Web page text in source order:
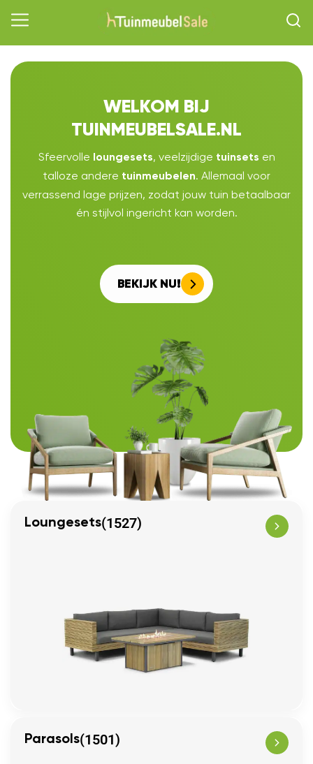
WELKOM BIJ
TUINMEUBELSALE.NL
Sfeervolle loungesets, veelzijdige tuinsets en
talloze andere tuinmeubelen. Allemaal voor
verrassend lage prijzen, zodat jouw tuin betaalbaar
én stijlvol ingericht kan worden.
BEKIJK NU!
Loungesets(1527)
Parasols(1501)